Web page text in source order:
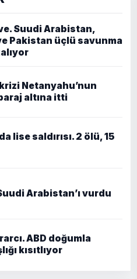
Suudi Arabistan,
Pakistan üçlü savunma
Netanyahu’nun
altına itti
lise saldırısı. 2 ölü, 15
Arabistan’ı vurdu
ABD doğumla
kısıtlıyor